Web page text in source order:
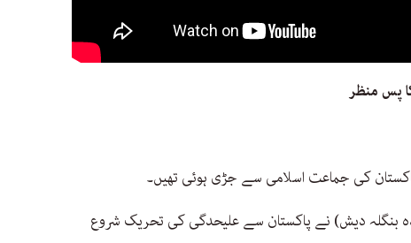
پس منظر
کی جماعت اسلامی سے جڑی ہوئی تھیں۔
بنگلہ دیش) نے پاکستان سے علیحدگی کی تحریک شروع